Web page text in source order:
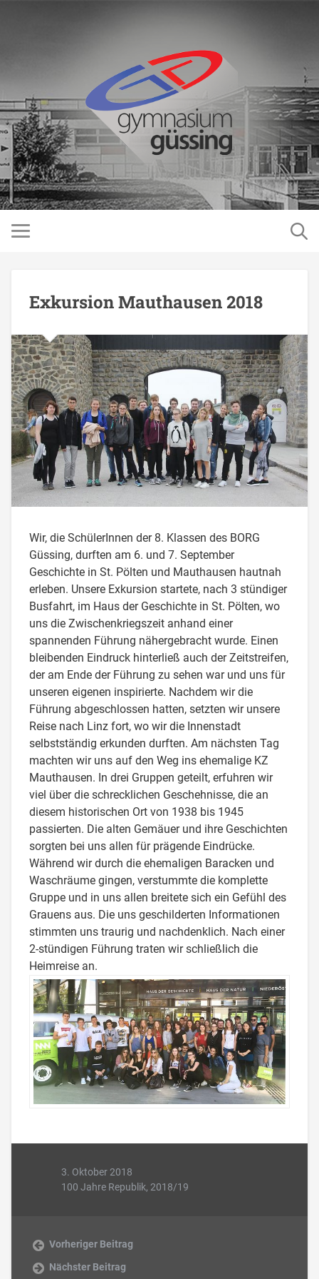
Exkursion Mauthausen 2018
Wir, die SchülerInnen der 8. Klassen des BORG
Güssing, durften am 6. und 7. September
Geschichte in St. Pölten und Mauthausen hautnah
erleben. Unsere Exkursion startete, nach 3 stündiger
Busfahrt, im Haus der Geschichte in St. Pölten, wo
uns die Zwischenkriegszeit anhand einer
spannenden Führung nähergebracht wurde. Einen
bleibenden Eindruck hinterließ auch der Zeitstreifen,
der am Ende der Führung zu sehen war und uns für
unseren eigenen inspirierte. Nachdem wir die
Führung abgeschlossen hatten, setzten wir unsere
Reise nach Linz fort, wo wir die Innenstadt
selbstständig erkunden durften. Am nächsten Tag
machten wir uns auf den Weg ins ehemalige KZ
Mauthausen. In drei Gruppen geteilt, erfuhren wir
viel über die schrecklichen Geschehnisse, die an
diesem historischen Ort von 1938 bis 1945
passierten. Die alten Gemäuer und ihre Geschichten
sorgten bei uns allen für prägende Eindrücke.
Während wir durch die ehemaligen Baracken und
Waschräume gingen, verstummte die komplette
Gruppe und in uns allen breitete sich ein Gefühl des
Grauens aus. Die uns geschilderten Informationen
stimmten uns traurig und nachdenklich. Nach einer
2-stündigen Führung traten wir schließlich die
Heimreise an.
3. Oktober 2018
100 Jahre Republik,2018/19
Vorheriger Beitrag
Nächster Beitrag